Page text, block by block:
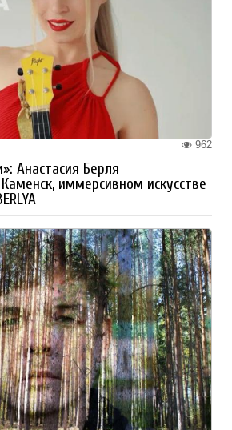
962
Анастасия Берля
иммерсивном искусстве